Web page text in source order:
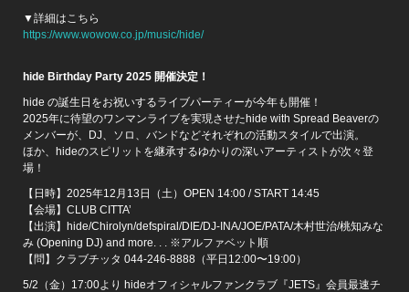
▼詳細はこちら
https://www.wowow.co.jp/music/hide/
hide Birthday Party 2025 開催決定！
hide の誕生日をお祝いするライブパーティーが今年も開催！
2025年に待望のワンマンライブを実現させたhide with Spread Beaverの
メンバーが、DJ、ソロ、バンドなどそれぞれの活動スタイルで出演。
ほか、hideのスピリットを継承するゆかりの深いアーティストが次々登
場！
【日時】2025年12月13日（土）OPEN 14:00 / START 14:45
【会場】CLUB CITTA’
【出演】hide/Chirolyn/defspiral/DIE/DJ-INA/JOE/PATA/木村世治/桃知みな
み (Opening DJ) and more. . . ※アルファベット順
【問】クラブチッタ 044-246-8888（平日12:00〜19:00）
5/2（金）17:00より hideオフィシャルファンクラブ『JETS』会員最速チ